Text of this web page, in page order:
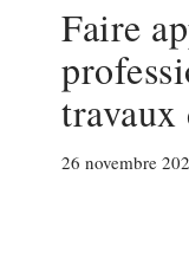
Faire
travaux
26 novembre